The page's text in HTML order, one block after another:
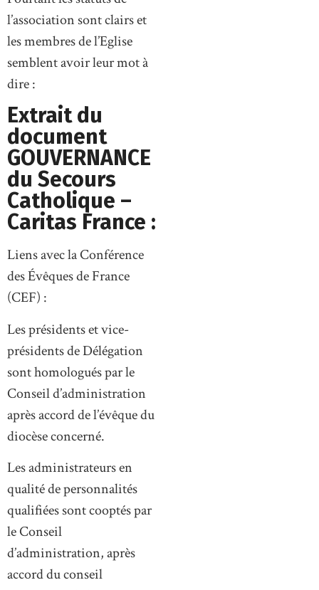
l’association sont clairs et
les membres de l’Eglise
semblent avoir leur mot à
dire :
Extrait du
document
GOUVERNANCE
du Secours
Catholique –
Caritas France :
Liens avec la Conférence
des Évêques de France
(CEF) :
Les présidents et vice-
présidents de Délégation
sont homologués par le
Conseil d’administration
après accord de l’évêque du
diocèse concerné.
Les administrateurs en
qualité de personnalités
qualifiées sont cooptés par
le Conseil
d’administration, après
accord du conseil